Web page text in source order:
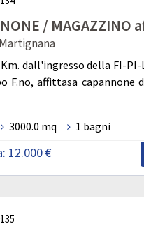
/ MAGAZZINO
Km. dall'ingresso della FI-
F.no, affittasa capannone
3000.0 mq 1 bagni
12.000 €